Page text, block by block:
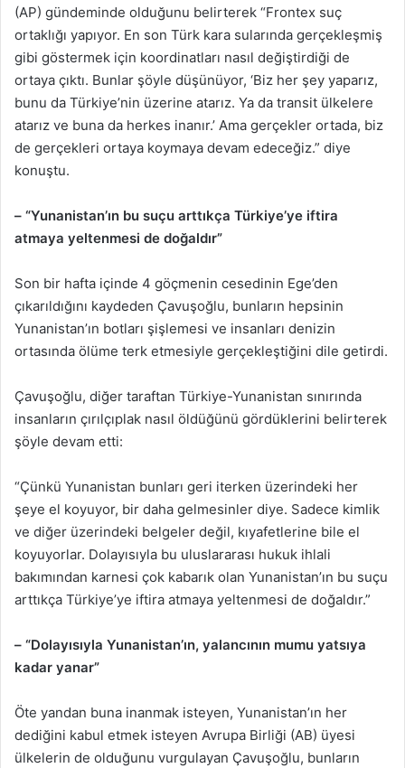
(AP) gündeminde olduğunu belirterek “Frontex suç
ortaklığı yapıyor. En son Türk kara sularında gerçekleşmiş
gibi göstermek için koordinatları nasıl değiştirdiği de
ortaya çıktı. Bunlar şöyle düşünüyor, ‘Biz her şey yaparız,
bunu da Türkiye’nin üzerine atarız. Ya da transit ülkelere
atarız ve buna da herkes inanır.’ Ama gerçekler ortada, biz
de gerçekleri ortaya koymaya devam edeceğiz.” diye
konuştu.
– “Yunanistan’ın bu suçu arttıkça Türkiye’ye iftira
atmaya yeltenmesi de doğaldır”
Son bir hafta içinde 4 göçmenin cesedinin Ege’den
çıkarıldığını kaydeden Çavuşoğlu, bunların hepsinin
Yunanistan’ın botları şişlemesi ve insanları denizin
ortasında ölüme terk etmesiyle gerçekleştiğini dile getirdi.
Çavuşoğlu, diğer taraftan Türkiye-Yunanistan sınırında
insanların çırılçıplak nasıl öldüğünü gördüklerini belirterek
şöyle devam etti:
“Çünkü Yunanistan bunları geri iterken üzerindeki her
şeye el koyuyor, bir daha gelmesinler diye. Sadece kimlik
ve diğer üzerindeki belgeler değil, kıyafetlerine bile el
koyuyorlar. Dolayısıyla bu uluslararası hukuk ihlali
bakımından karnesi çok kabarık olan Yunanistan’ın bu suçu
arttıkça Türkiye’ye iftira atmaya yeltenmesi de doğaldır.”
– “Dolayısıyla Yunanistan’ın, yalancının mumu yatsıya
kadar yanar”
Öte yandan buna inanmak isteyen, Yunanistan’ın her
dediğini kabul etmek isteyen Avrupa Birliği (AB) üyesi
ülkelerin de olduğunu vurgulayan Çavuşoğlu, bunların